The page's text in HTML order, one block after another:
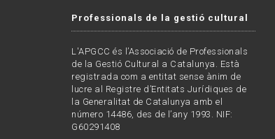
Professionals de la gestió cultural
L'APGCC és l’Associació de Professionals
de la Gestió Cultural a Catalunya. Està
registrada com a entitat sense ànim de
lucre al Registre d’Entitats Jurídiques de
la Generalitat de Catalunya amb el
número 14486, des de l’any 1993. NIF:
G60291408